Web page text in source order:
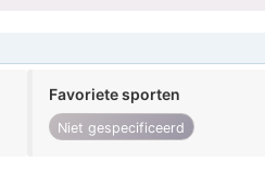
Favoriete sporten
Niet gespecificeerd